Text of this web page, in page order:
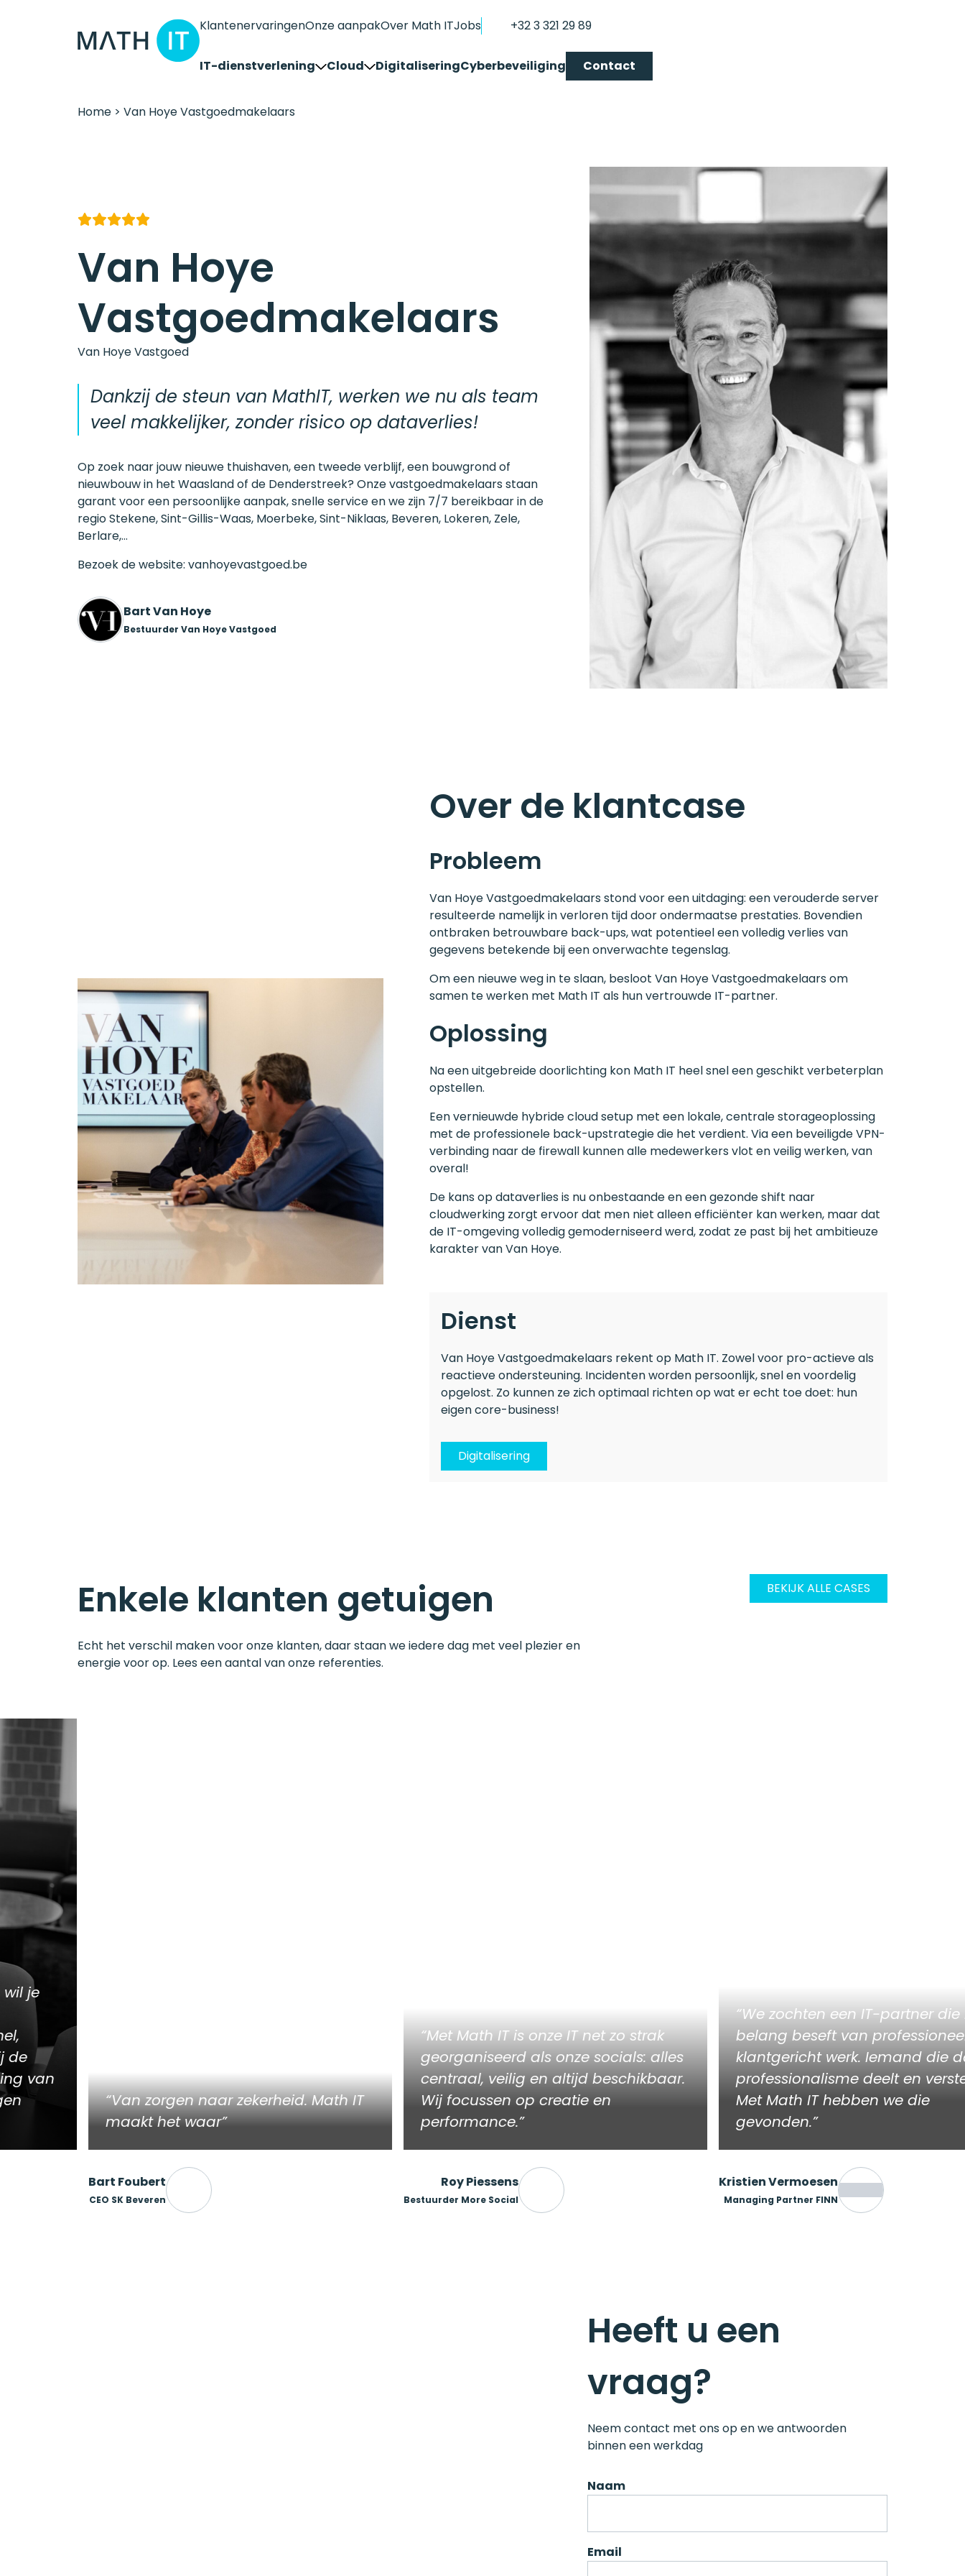
KlantenervaringenOnze aanpakOver Math ITJobs +32 3 321 29 89
IT-dienstverlening
Proactief beheer
Cloud
Office365, Microsoft
365 en Microsoft
DigitaliseringCyberbeveiliging Contact
Home > Van Hoye Vastgoedmakelaars
Van Hoye
Vastgoedmakelaars
Van Hoye Vastgoed
Dankzij de steun van MathIT, werken we nu als team
veel makkelijker, zonder risico op dataverlies!
Op zoek naar jouw nieuwe thuishaven, een tweede verblijf, een bouwgrond of
nieuwbouw in het Waasland of de Denderstreek? Onze vastgoedmakelaars staan
garant voor een persoonlijke aanpak, snelle service en we zijn 7/7 bereikbaar in de
regio Stekene, Sint-Gillis-Waas, Moerbeke, Sint-Niklaas, Beveren, Lokeren, Zele,
Berlare,…
Bezoek de website: vanhoyevastgoed.be
Bart Van Hoye
Bestuurder Van Hoye Vastgoed
Over de klantcase
Probleem
Van Hoye Vastgoedmakelaars stond voor een uitdaging: een verouderde server
resulteerde namelijk in verloren tijd door ondermaatse prestaties. Bovendien
ontbraken betrouwbare back-ups, wat potentieel een volledig verlies van
gegevens betekende bij een onverwachte tegenslag.
Om een nieuwe weg in te slaan, besloot Van Hoye Vastgoedmakelaars om
samen te werken met Math IT als hun vertrouwde IT-partner.
Oplossing
Na een uitgebreide doorlichting kon Math IT heel snel een geschikt verbeterplan
opstellen.
Een vernieuwde hybride cloud setup met een lokale, centrale storageoplossing
met de professionele back-upstrategie die het verdient. Via een beveiligde VPN-
verbinding naar de firewall kunnen alle medewerkers vlot en veilig werken, van
overal!
De kans op dataverlies is nu onbestaande en een gezonde shift naar
cloudwerking zorgt ervoor dat men niet alleen efficiënter kan werken, maar dat
de IT-omgeving volledig gemoderniseerd werd, zodat ze past bij het ambitieuze
karakter van Van Hoye.
Dienst
Van Hoye Vastgoedmakelaars rekent op Math IT. Zowel voor pro-actieve als
reactieve ondersteuning. Incidenten worden persoonlijk, snel en voordelig
opgelost. Zo kunnen ze zich optimaal richten op wat er echt toe doet: hun
eigen core-business!
Digitalisering
Enkele klanten getuigen
Echt het verschil maken voor onze klanten, daar staan we iedere dag met veel plezier en
energie voor op. Lees een aantal van onze referenties.
BEKIJK ALLE CASES
je
van
Van zorgen naar zekerheid. Math IT
maakt het waar
Bart Foubert
CEO SK Beveren
Met Math IT is onze IT net zo strak
georganiseerd als onze socials: alles
centraal, veilig en altijd beschikbaar.
Wij focussen op creatie en
performance.
Roy Piessens
Bestuurder More Social
We zochten een IT-partner die
belang beseft van professioneel
klantgericht werk. Iemand die
professionalisme deelt en
Met Math IT hebben we die
gevonden.
Kristien Vermoesen
Managing Partner FINN
Heeft u een
vraag?
Neem contact met ons op en we antwoorden
binnen een werkdag
Naam
Email